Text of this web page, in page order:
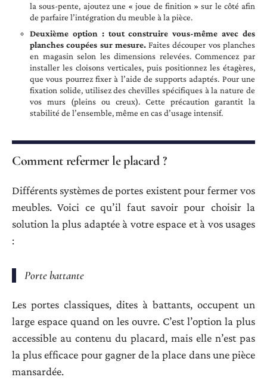
la sous-pente, ajoutez une « joue de finition » sur le côté afin
de parfaire l’intégration du meuble à la pièce.
Deuxième option : tout construire vous-même avec des
planches coupées sur mesure.Faites découper vos planches
en magasin selon les dimensions relevées. Commencez par
installer les cloisons verticales, puis positionnez les étagères,
que vous pourrez fixer à l’aide de supports adaptés. Pour une
fixation solide, utilisez des chevilles spécifiques à la nature de
vos murs (pleins ou creux). Cette précaution garantit la
stabilité de l’ensemble, même en cas d’usage intensif.
Comment refermer le placard ?
Différents systèmes de portes existent pour fermer vos
meubles. Voici ce qu’il faut savoir pour choisir la
solution la plus adaptée à votre espace et à vos usages
:
Porte battante
Les portes classiques, dites à battants, occupent un
large espace quand on les ouvre. C’est l’option la plus
accessible au contenu du placard, mais elle n’est pas
la plus efficace pour gagner de la place dans une pièce
mansardée.